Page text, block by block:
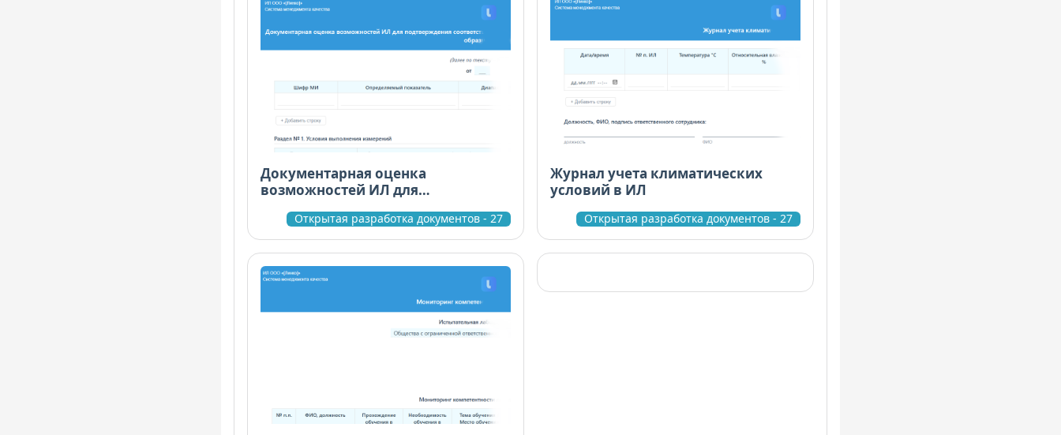
Документарная оценка
возможностей ИЛ для
требованиям методики
испытаний
Открытая разработка документов - 27
Журнал учета климатических
условий в ИЛ
Открытая разработка документов - 27